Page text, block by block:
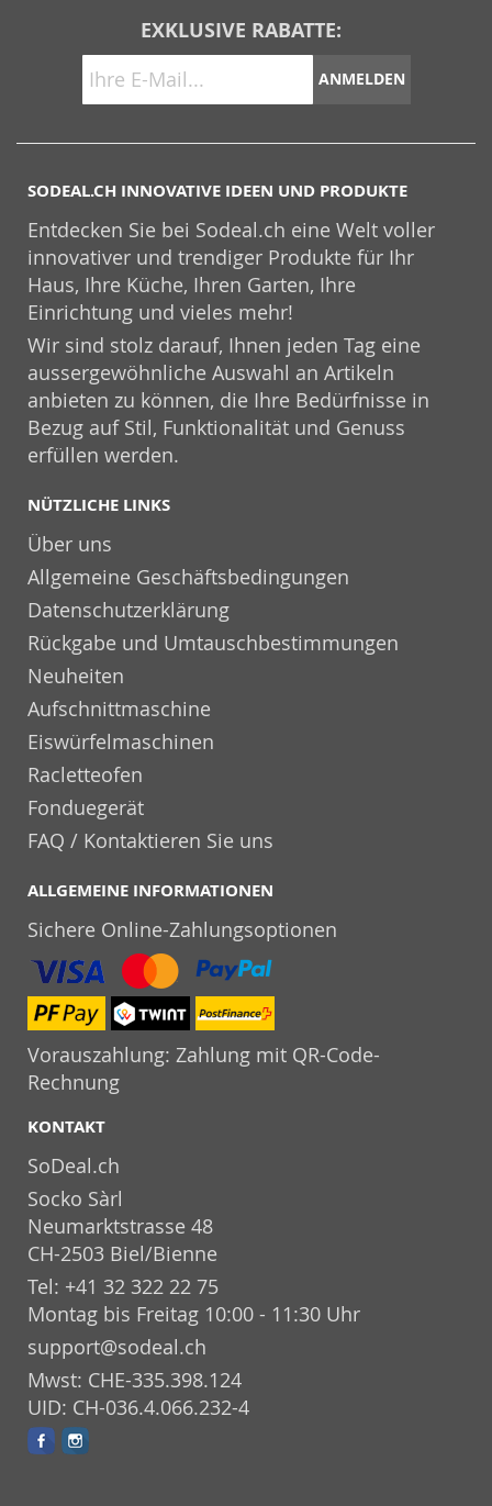
EXKLUSIVE RABATTE:
ANMELDEN
SODEAL.CH INNOVATIVE IDEEN UND PRODUKTE
Entdecken Sie bei Sodeal.ch eine Welt voller
innovativer und trendiger Produkte für Ihr
Haus, Ihre Küche, Ihren Garten, Ihre
Einrichtung und vieles mehr!
Wir sind stolz darauf, Ihnen jeden Tag eine
aussergewöhnliche Auswahl an Artikeln
anbieten zu können, die Ihre Bedürfnisse in
Bezug auf Stil, Funktionalität und Genuss
erfüllen werden.
NÜTZLICHE LINKS
Über uns
Allgemeine Geschäftsbedingungen
Datenschutzerklärung
Rückgabe und Umtauschbestimmungen
Neuheiten
Aufschnittmaschine
Eiswürfelmaschinen
Racletteofen
Fonduegerät
FAQ / Kontaktieren Sie uns
ALLGEMEINE INFORMATIONEN
Sichere Online-Zahlungsoptionen
Vorauszahlung: Zahlung mit QR-Code-
Rechnung
KONTAKT
SoDeal.ch
Socko Sàrl
Neumarktstrasse 48
CH-2503 Biel/Bienne
Tel: +41 32 322 22 75
Montag bis Freitag 10:00 - 11:30 Uhr
support@sodeal.ch
Mwst: CHE-335.398.124
UID: CH-036.4.066.232-4